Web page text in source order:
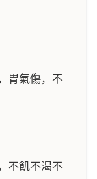
胃氣傷，不
不飢不渴不